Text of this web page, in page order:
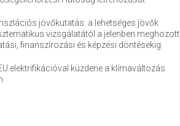
jövőkutatás: a lehetséges jövők
vizsgálatától a jelenben meghozott
finanszírozási és képzési döntésekig
elektrifikációval küzdene a klímaváltozás